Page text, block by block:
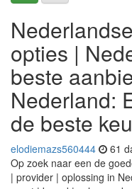
opties |
beste
Nederland:
de beste
elodiemazs560444 61
Op zoek naar een de
| provider | oplossing in